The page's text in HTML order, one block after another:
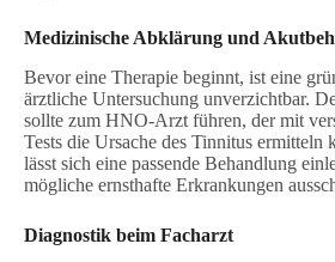
Medizinische Abklärung und
Bevor eine Therapie beginnt, ist eine
ärztliche Untersuchung unverzichtbar.
sollte zum HNO-Arzt führen, der mit
Tests die Ursache des Tinnitus ermitteln
lässt sich eine passende Behandlung
mögliche ernsthafte Erkrankungen
Diagnostik beim Facharzt